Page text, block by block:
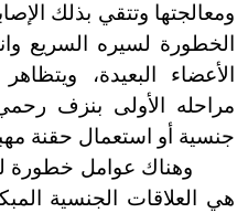
ومعالجتها وتتقي بذلك
الخطورة لسيره السريع
الأعضاء البعيدة،
مراحله الأولى بنزف
جنسية أو استعمال حقنة
وهناك عوامل خطورة
هي العلاقات الجنسية